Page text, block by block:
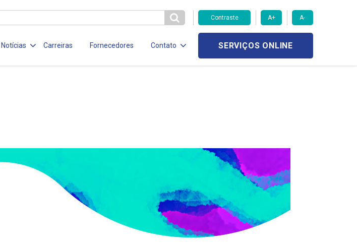
Contraste A+ A-
Notícias Carreiras Fornecedores Contato SERVIÇOS ONLINE